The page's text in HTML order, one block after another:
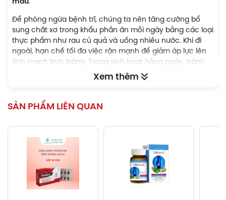
máu.
Để phòng ngừa bệnh trĩ, chúng ta nên tăng cường bổ
sung chất xơ trong khẩu phần ăn mỗi ngày bằng các loại
thực phẩm như rau củ quả và uống nhiều nước. Khi đi
ngoài, hạn chế tối đa việc rặn mạnh để giảm áp lực lên
tĩnh mạch trực tràng. Trong sinh hoạt hằng ngày, tránh
ngồi lâu và tăng cường vận động, tập thể dục nhẹ nhàng
BoniVein là sản phẩm phù hợp sử dụng cho những người
đang bị bệnh trĩ hoặc bị suy giãn tĩnh mạch. Sản phẩm
Phòng ngừa, hỗ trợ giảm các triệu chứng của
bệnh trĩ
Để có thể làm giảm nguy cơ mắc bệnh trĩ, chúng ta cần
Xem thêm
SẢN PHẨM LIÊN QUAN